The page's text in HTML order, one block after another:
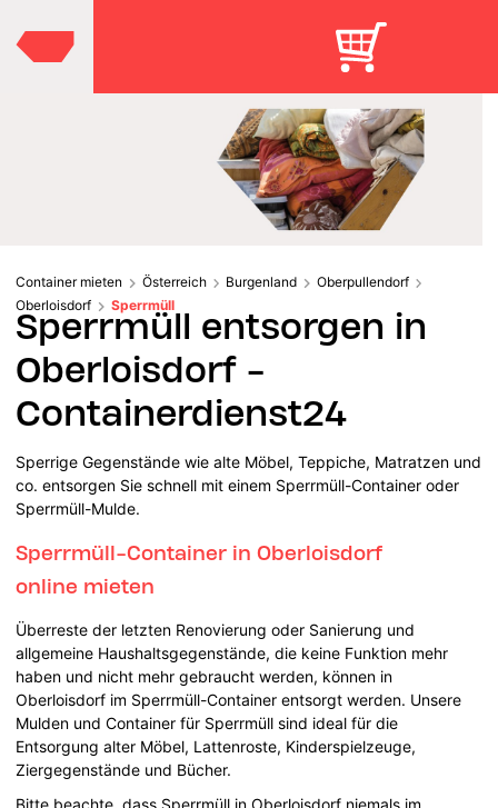
Container mieten Österreich Burgenland
Oberpullendorf
Oberloisdorf
Sperrmüll
Sperrmüll entsorgen in
Oberloisdorf -
Containerdienst24
Sperrige Gegenstände wie alte Möbel, Teppiche, Matratzen und
co. entsorgen Sie schnell mit einem Sperrmüll-Container oder
Sperrmüll-Mulde.
Sperrmüll-Container in Oberloisdorf
online mieten
Überreste der letzten Renovierung oder Sanierung und
allgemeine Haushaltsgegenstände, die keine Funktion mehr
haben und nicht mehr gebraucht werden, können in
Oberloisdorf im Sperrmüll-Container entsorgt werden. Unsere
Mulden und Container für Sperrmüll sind ideal für die
Entsorgung alter Möbel, Lattenroste, Kinderspielzeuge,
Ziergegenstände und Bücher.
Bitte beachte, dass Sperrmüll in Oberloisdorf niemals im